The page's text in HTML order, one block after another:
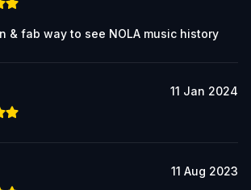
& fab way to see NOLA music history
11 Jan 2024
11 Aug 2023